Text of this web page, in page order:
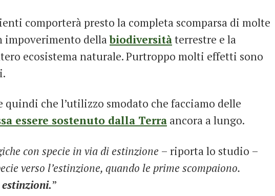
comporterà presto la completa scomparsa di molte
impoverimento dellabiodiversitàterrestre e la
ecosistema naturale. Purtroppo molti effetti sono
che l’utilizzo smodato che facciamo delle
essere sostenuto dalla Terra ancora a lungo.
con specie in via di estinzione – riporta lo studio –
verso l’estinzione, quando le prime scompaiono.
”